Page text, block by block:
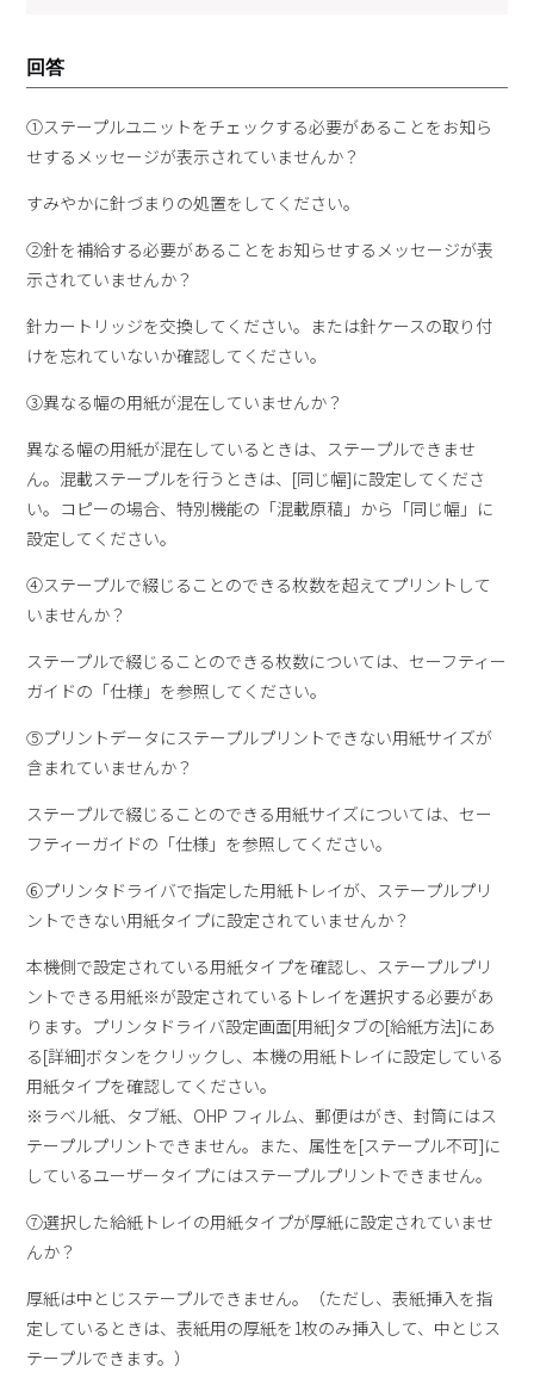
回答
①ステープルユニットをチェックする必要があることをお知ら
せするメッセージが表示されていませんか？
すみやかに針づまりの処置をしてください。
②針を補給する必要があることをお知らせするメッセージが表
示されていませんか？
針カートリッジを交換してください。または針ケースの取り付
けを忘れていないか確認してください。
③異なる幅の用紙が混在していませんか？
異なる幅の用紙が混在しているときは、ステープルできませ
ん。混載ステープルを行うときは、[同じ幅]に設定してくださ
い。コピーの場合、特別機能の「混載原稿」から「同じ幅」に
設定してください。
④ステープルで綴じることのできる枚数を超えてプリントして
いませんか？
ステープルで綴じることのできる枚数については、セーフティー
ガイドの「仕様」を参照してください。
⑤プリントデータにステープルプリントできない用紙サイズが
含まれていませんか？
ステープルで綴じることのできる用紙サイズについては、セー
フティーガイドの「仕様」を参照してください。
⑥プリンタドライバで指定した用紙トレイが、ステープルプリ
ントできない用紙タイプに設定されていませんか？
本機側で設定されている用紙タイプを確認し、ステープルプリ
ントできる用紙※が設定されているトレイを選択する必要があ
ります。プリンタドライバ設定画面[用紙]タブの[給紙方法]にあ
る[詳細]ボタンをクリックし、本機の用紙トレイに設定している
用紙タイプを確認してください。
※ラベル紙、タブ紙、OHP フィルム、郵便はがき、封筒にはス
テープルプリントできません。また、属性を[ステープル不可]に
しているユーザータイプにはステープルプリントできません。
⑦選択した給紙トレイの用紙タイプが厚紙に設定されていませ
んか？
厚紙は中とじステープルできません。（ただし、表紙挿入を指
定しているときは、表紙用の厚紙を1枚のみ挿入して、中とじス
テープルできます。）